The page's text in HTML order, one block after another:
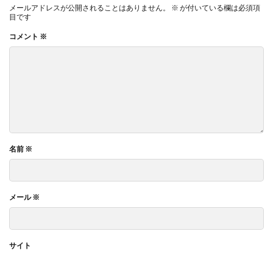
メールアドレスが公開されることはありません。 ※ が付いている欄は必須項
目です
コメント ※
名前 ※
メール※
サイト